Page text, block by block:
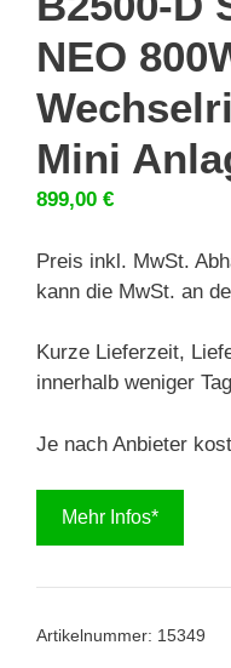
NEO
Mini
899,00 €
Preis inkl. MwSt.
kann die MwSt. an
Kurze Lieferzeit,
innerhalb weniger
Je nach Anbieter
Mehr Infos*
Artikelnummer: 15349